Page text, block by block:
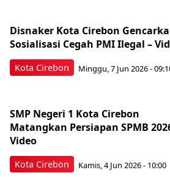
Kota Cirebon
Disnaker Kota Cirebon
Sosialisasi Cegah PMI Ilegal –
Minggu, 7 Jun 2026 -
Kota Cirebon
SMP Negeri 1 Kota Cirebon
Matangkan Persiapan SPMB
Video
Kamis, 4 Jun 2026 - 10:00